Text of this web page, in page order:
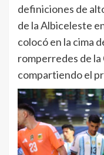
definiciones de
de la Albiceleste
colocó en la cima
romperredes de
compartiendo el